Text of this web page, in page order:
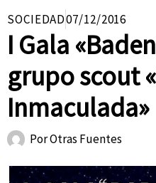
SOCIEDAD07/12/2016
I Gala
grupo scout
Inmaculada»
PorOtras Fuentes